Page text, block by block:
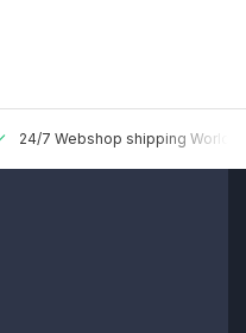
24/7 Webshop shipping